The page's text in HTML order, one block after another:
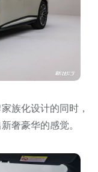
族化设计的同时，
奢豪华的感觉。